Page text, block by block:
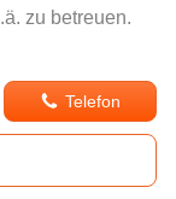
zu betreuen.
Telefon